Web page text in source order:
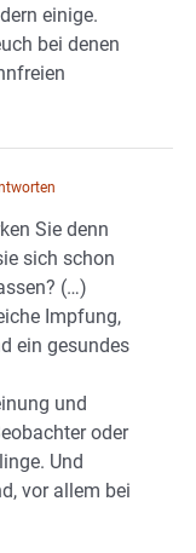
einige.
bei denen
Sie denn
sich schon
(…)
Impfung,
ein gesundes
und
oder
Und
vor allem bei